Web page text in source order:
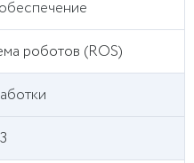
роботов (ROS)